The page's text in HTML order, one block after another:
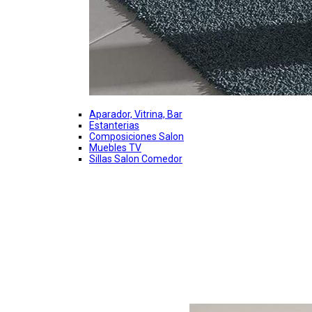
Aparador, Vitrina, Bar
Estanterias
Composiciones Salon
Muebles TV
Sillas Salon Comedor